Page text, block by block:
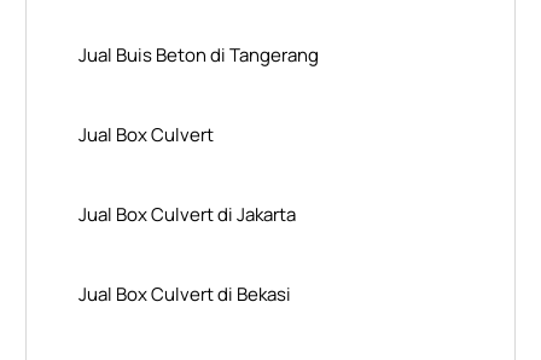
Jual Buis Beton di Tangerang
Jual Box Culvert
Jual Box Culvert di Jakarta
Jual Box Culvert di Bekasi